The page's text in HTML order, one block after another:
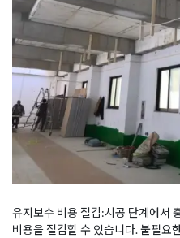
유지보수 비용 절감:시공 단계에서
비용을 절감할 수 있습니다. 불필요